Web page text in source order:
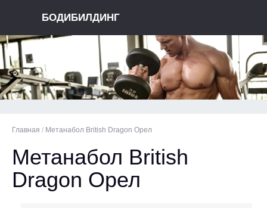
БОДИБИЛДИНГ
Главная / Метанабол British Dragon Орел
Метанабол British
Dragon Орел